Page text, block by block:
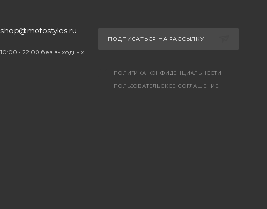
shop@motostyles.ru
10:00 - 22:00 без выходных
ПОДПИСАТЬСЯ НА РАССЫЛКУ
ПОЛИТИКА КОНФИДЕНЦИАЛЬНОСТИ
ПОЛЬЗОВАТЕЛЬСКОЕ СОГЛАШЕНИЕ